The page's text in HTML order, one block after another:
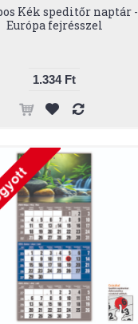
Kék speditőr naptár -
Európa fejrésszel
1.334 Ft